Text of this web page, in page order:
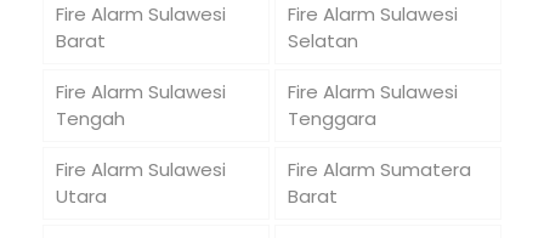
Fire Alarm Sulawesi
Barat
Fire Alarm Sulawesi
Selatan
Fire Alarm Sulawesi
Tengah
Fire Alarm Sulawesi
Tenggara
Fire Alarm Sulawesi
Utara
Fire Alarm Sumatera
Barat